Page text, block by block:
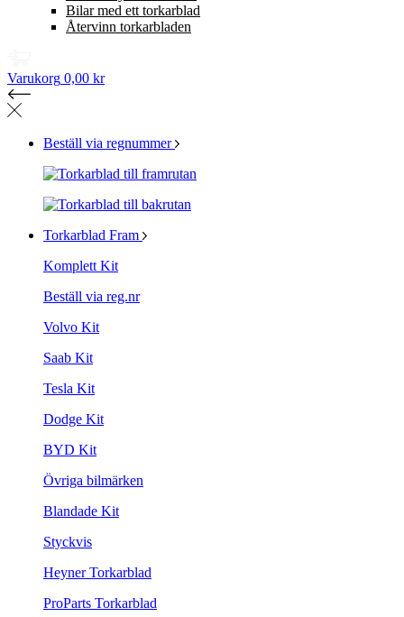
Bilar med ett torkarblad
Återvinn torkarbladen
Varukorg 0,00 kr
Beställ via regnummer
Torkarblad Fram
Komplett Kit
Beställ via reg.nr
Volvo Kit
Saab Kit
Tesla Kit
Dodge Kit
BYD Kit
Övriga bilmärken
Blandade Kit
Styckvis
Heyner Torkarblad
ProParts Torkarblad